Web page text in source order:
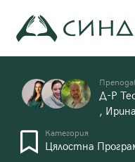
съдържанието
Синдео
Д-Р
,
Категория
Цялостна